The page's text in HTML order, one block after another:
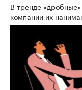
В тренде
компании их